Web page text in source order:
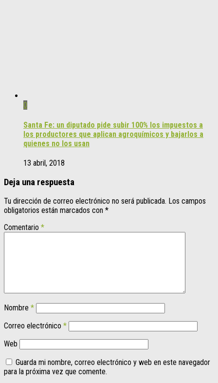
0
Santa Fe: un diputado pide subir 100% los impuestos a
los productores que aplican agroquímicos y bajarlos a
quienes no los usan
13 abril, 2018
Deja una respuesta
Tu dirección de correo electrónico no será publicada. Los campos
obligatorios están marcados con *
Comentario *
Nombre *
Correo electrónico *
Web
Guarda mi nombre, correo electrónico y web en este navegador
para la próxima vez que comente.